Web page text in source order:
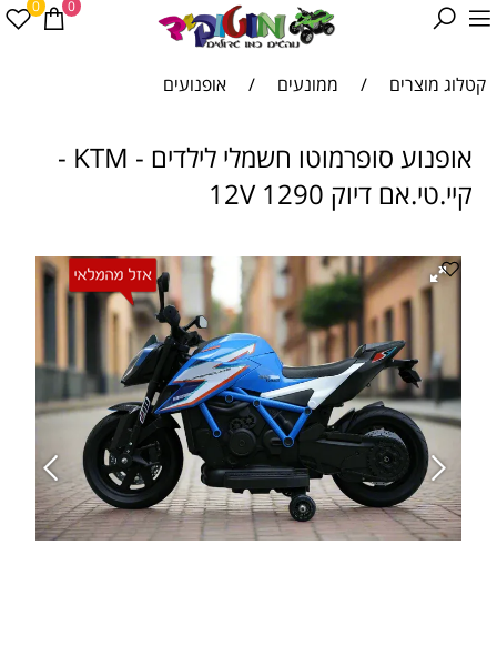
0 0
קטלוג מוצרים / ממונעים / אופנועים
אופנוע סופרמוטו חשמלי לילדים - KTM -
קיי.טי.אם דיוק 1290 12V